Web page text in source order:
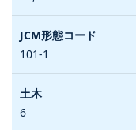
101-1
6